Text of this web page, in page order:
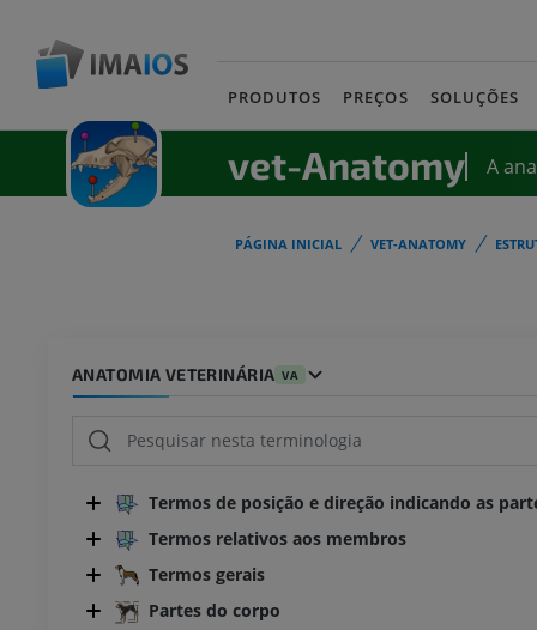
PRODUTOS PREÇOS SOLUÇÕES
vet-Anatomy A
PÁGINA INICIAL VET-ANATOMY
ANATOMIA VETERINÁRIA VA
Termos de posição e direção indicando as
Termos relativos aos membros
Termos gerais
Partes do corpo